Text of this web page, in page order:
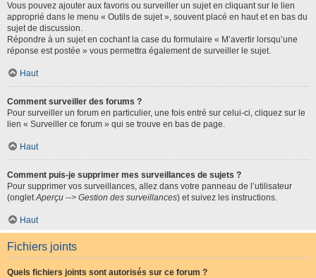
Vous pouvez ajouter aux favoris ou surveiller un sujet en cliquant sur le lien
approprié dans le menu « Outils de sujet », souvent placé en haut et en bas du
sujet de discussion.
Répondre à un sujet en cochant la case du formulaire « M’avertir lorsqu’une
réponse est postée » vous permettra également de surveiller le sujet.
Haut
Comment surveiller des forums ?
Pour surveiller un forum en particulier, une fois entré sur celui-ci, cliquez sur le
lien « Surveiller ce forum » qui se trouve en bas de page.
Haut
Comment puis-je supprimer mes surveillances de sujets ?
Pour supprimer vos surveillances, allez dans votre panneau de l’utilisateur
(ongletAperçu --> Gestion des surveillances) et suivez les instructions.
Haut
Fichiers joints
Quels fichiers joints sont autorisés sur ce forum ?